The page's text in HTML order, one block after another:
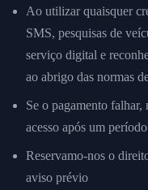
Ao utilizar quaisquer
SMS, pesquisas de
serviço digital e
ao abrigo das normas
Se o pagamento
acesso após um
Reservamo-nos o
aviso prévio